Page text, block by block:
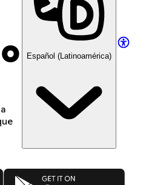
Español (Latinoamérica)
Google Play